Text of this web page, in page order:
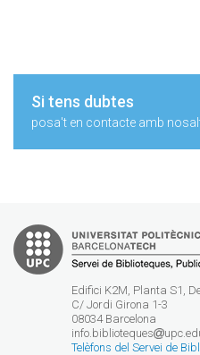
Si tens dubtes
posa't en contacte amb
Edifici K2M, Planta S1,
C/ Jordi Girona 1-3
08034 Barcelona
info.biblioteques
Telèfons del Servei de